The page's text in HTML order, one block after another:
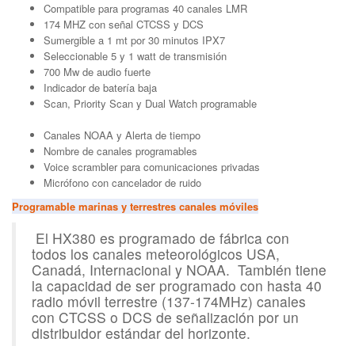
Compatible para programas 40 canales LMR
174 MHZ con señal CTCSS y DCS
Sumergible a 1 mt por 30 minutos IPX7
Seleccionable 5 y 1 watt de transmisión
700 Mw de audio fuerte
Indicador de batería baja
Scan, Priority Scan y Dual Watch programable
Canales NOAA y Alerta de tiempo
Nombre de canales programables
Voice scrambler para comunicaciones privadas
Micrófono con cancelador de ruido
Programable marinas y terrestres canales móviles
El HX380 es programado de fábrica con
todos los canales meteorológicos USA,
Canadá, Internacional y NOAA. También tiene
la capacidad de ser programado con hasta 40
radio móvil terrestre (137-174MHz) canales
con CTCSS o DCS de señalización por un
distribuidor estándar del horizonte.